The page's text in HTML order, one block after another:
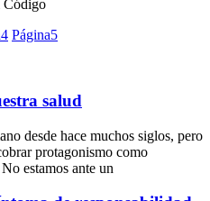
Código
4 Página5
salud
desde hace muchos siglos, pero
protagonismo como
estamos ante un